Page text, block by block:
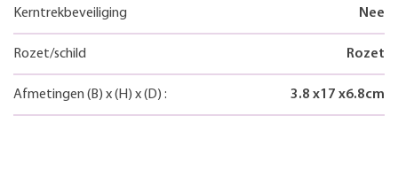
Kerntrekbeveiliging Nee
Rozet/schild Rozet
Afmetingen (B) x(H) x(D) : 3.8 x17 x6.8cm